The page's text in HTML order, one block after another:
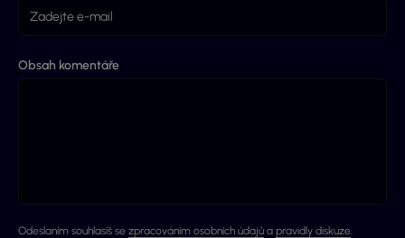
Obsah komentáře
Odeslaním souhlasíš se zpracováním osobních údajů a pravidly diskuze.